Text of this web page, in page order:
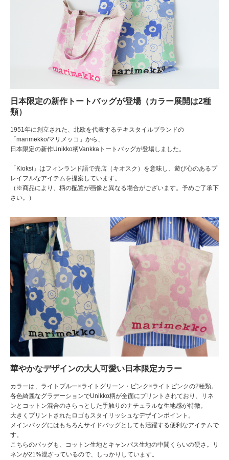
日本限定の新作トートバッグが登場（カラー展開は2種
類）
1951年に創立された、北欧を代表するテキスタイルブランドの
「marimekko/マリメッコ」から、
日本限定の新作Unikko柄Vankkaトートバッグが登場しました。
「Kioksi」はフィンランド語で売店（キオスク）を意味し、遊び心のあるプ
レイフルなアイテムを提案しています。
（※商品により、柄の配置が画像と異なる場合がございます。予めご了承下
さい。）
華やかなデザインの大人可愛い日本限定カラー
カラーは、ライトブルー×ライトグリーン・ピンク×ライトピンクの2種類。
各色綺麗なグラデーションでUnikko柄が全面にプリントされており、リネ
ンとコットン混合のさらっとした手触りのナチュラルな生地感が特徴。
大きくプリントされたロゴもスタイリッシュなデザインポイント。
メインバッグにはもちろんサイドバッグとしても活躍する便利なアイテムで
す。
こちらのバッグも、コットン生地とキャンパス生地の中間くらいの硬さ。リ
ネンが21%混ざっているので、しっかりしています。